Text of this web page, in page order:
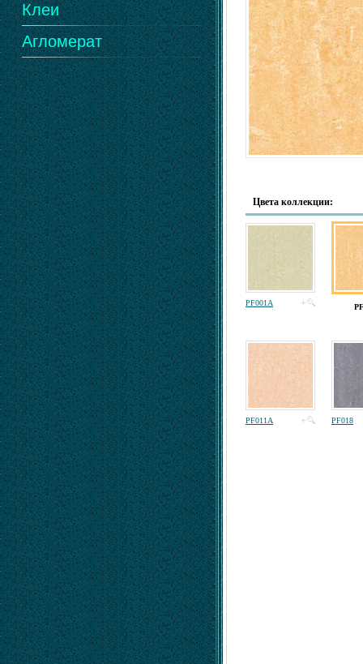
Клеи
Агломерат
Цвета коллекции:
PF001A
PF011A PF018